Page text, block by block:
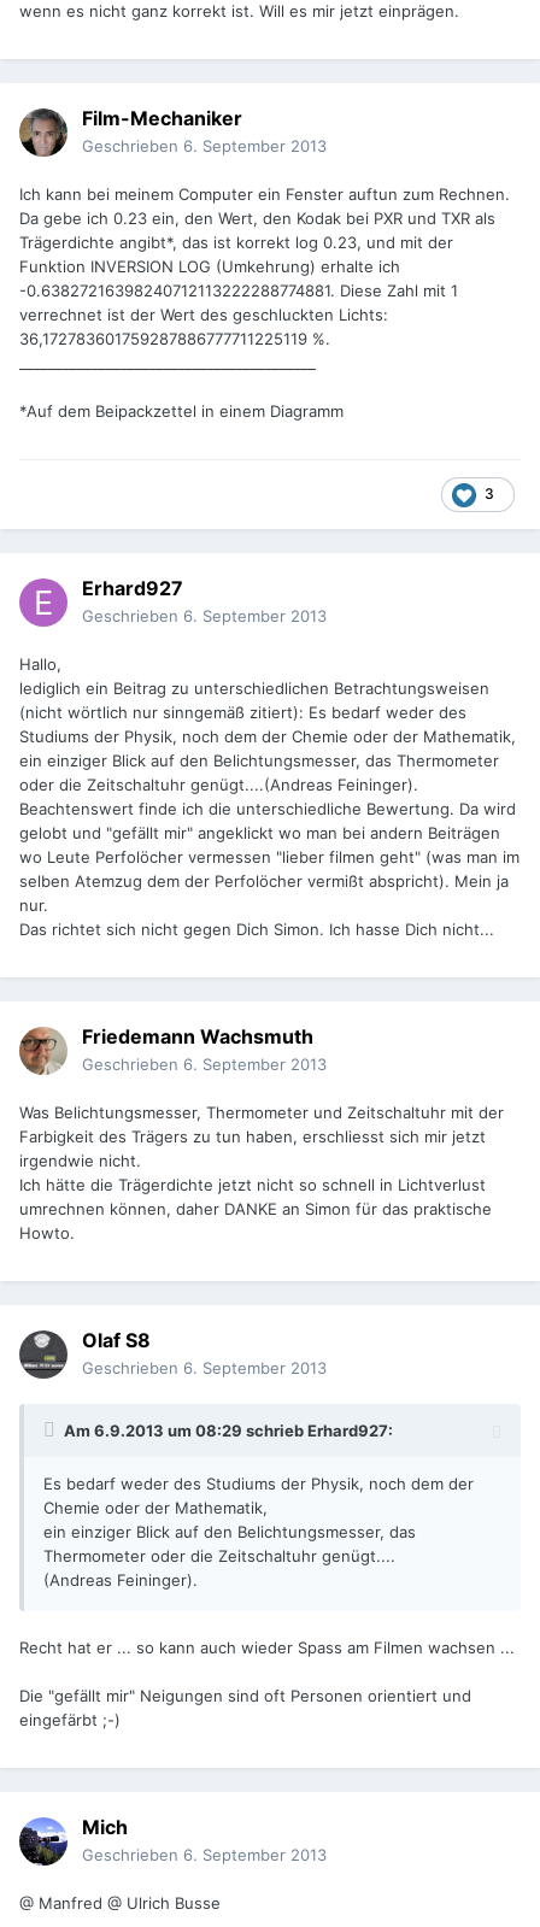
wenn es nicht ganz korrekt ist. Will es mir jetzt einprägen.
Film-Mechaniker
Geschrieben 6. September 2013
Ich kann bei meinem Computer ein Fenster auftun zum Rechnen.
Da gebe ich 0.23 ein, den Wert, den Kodak bei PXR und TXR als
Trägerdichte angibt*, das ist korrekt log 0.23, und mit der
Funktion INVERSION LOG (Umkehrung) erhalte ich
-0.63827216398240712113222288774881. Diese Zahl mit 1
verrechnet ist der Wert des geschluckten Lichts:
36,172783601759287886777711225119 %.
*Auf dem Beipackzettel in einem Diagramm
3
Erhard927
Geschrieben 6. September 2013
Hallo,
lediglich ein Beitrag zu unterschiedlichen Betrachtungsweisen
(nicht wörtlich nur sinngemäß zitiert): Es bedarf weder des
Studiums der Physik, noch dem der Chemie oder der Mathematik,
ein einziger Blick auf den Belichtungsmesser, das Thermometer
oder die Zeitschaltuhr genügt....(Andreas Feininger).
Beachtenswert finde ich die unterschiedliche Bewertung. Da wird
gelobt und "gefällt mir" angeklickt wo man bei andern Beiträgen
wo Leute Perfolöcher vermessen "lieber filmen geht" (was man im
selben Atemzug dem der Perfolöcher vermißt abspricht). Mein ja
nur.
Das richtet sich nicht gegen Dich Simon. Ich hasse Dich nicht...
Friedemann Wachsmuth
Geschrieben 6. September 2013
Was Belichtungsmesser, Thermometer und Zeitschaltuhr mit der
Farbigkeit des Trägers zu tun haben, erschliesst sich mir jetzt
irgendwie nicht.
Ich hätte die Trägerdichte jetzt nicht so schnell in Lichtverlust
umrechnen können, daher DANKE an Simon für das praktische
Howto.
Olaf S8
Geschrieben 6. September 2013
Am 6.9.2013 um 08:29 schrieb Erhard927:
Es bedarf weder des Studiums der Physik, noch dem der
Chemie oder der Mathematik,
ein einziger Blick auf den Belichtungsmesser, das
Thermometer oder die Zeitschaltuhr genügt....
(Andreas Feininger).
Recht hat er ... so kann auch wieder Spass am Filmen wachsen ...
Die "gefällt mir" Neigungen sind oft Personen orientiert und
eingefärbt ;-)
Mich
Geschrieben 6. September 2013
@ Manfred @ Ulrich Busse